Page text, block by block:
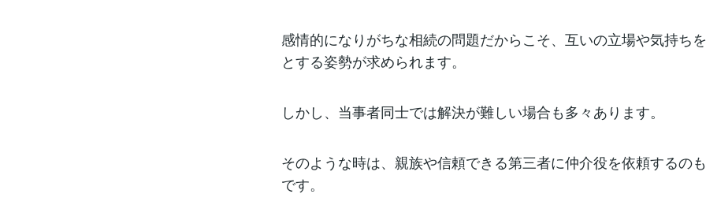
感情的になりがちな相続の問題だからこそ、互いの立場や気持ち
とする姿勢が求められます。
しかし、当事者同士では解決が難しい場合も多々あります。
そのような時は、親族や信頼できる第三者に仲介役を依頼するの
です。